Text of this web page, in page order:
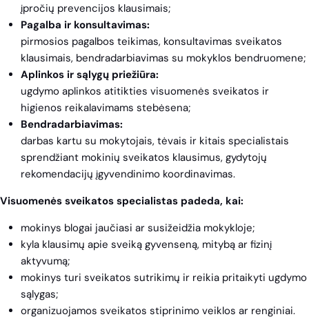
įpročių prevencijos klausimais;
Pagalba ir konsultavimas:
pirmosios pagalbos teikimas, konsultavimas sveikatos
klausimais, bendradarbiavimas su mokyklos bendruomene;
Aplinkos ir sąlygų priežiūra:
ugdymo aplinkos atitikties visuomenės sveikatos ir
higienos reikalavimams stebėsena;
Bendradarbiavimas:
darbas kartu su mokytojais, tėvais ir kitais specialistais
sprendžiant mokinių sveikatos klausimus, gydytojų
rekomendacijų įgyvendinimo koordinavimas.
Visuomenės sveikatos specialistas padeda, kai:
mokinys blogai jaučiasi ar susižeidžia mokykloje;
kyla klausimų apie sveiką gyvenseną, mitybą ar fizinį
aktyvumą;
mokinys turi sveikatos sutrikimų ir reikia pritaikyti ugdymo
sąlygas;
organizuojamos sveikatos stiprinimo veiklos ar renginiai.